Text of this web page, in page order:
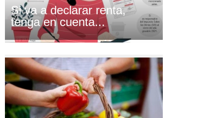
Si va a declarar renta,
tenga en cuenta...